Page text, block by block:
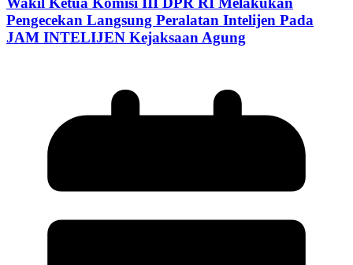
Pengecekan Langsung Peralatan Intelijen Pada
JAM INTELIJEN Kejaksaan Agung